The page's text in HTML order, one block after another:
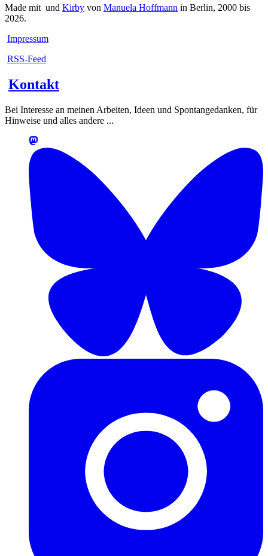
Made mit und Kirby von Manuela Hoffmann in Berlin, 2000 bis
2026.
Impressum
RSS-Feed
Kontakt
Bei Interesse an meinen Arbeiten, Ideen und Spontangedanken, für
Hinweise und alles andere ...